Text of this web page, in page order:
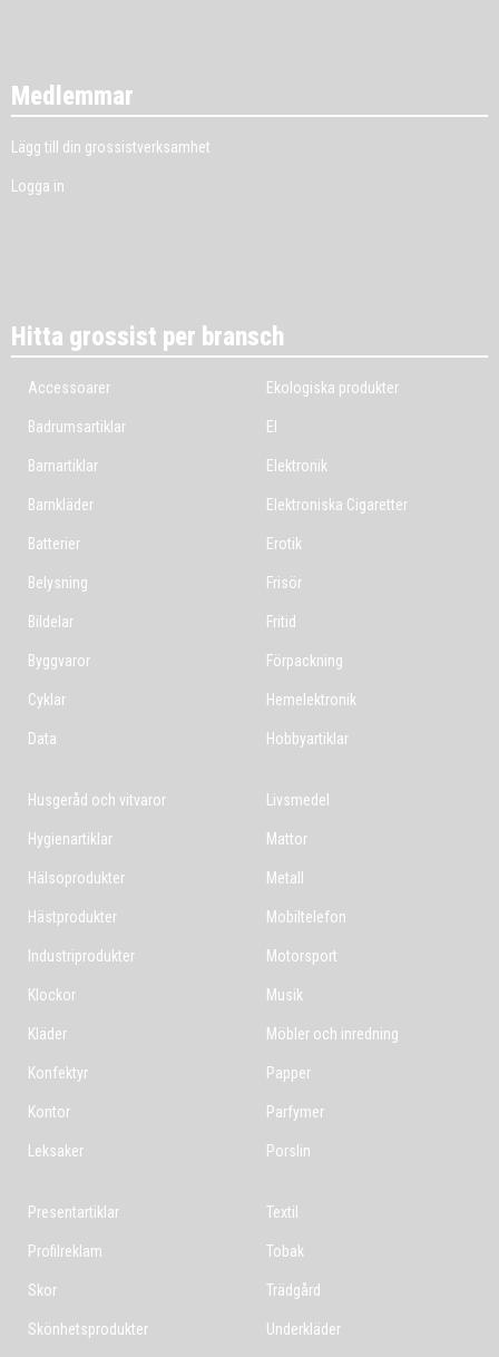
Medlemmar
Lägg till din grossistverksamhet
Logga in
Hitta grossist per bransch
Accessoarer
Badrumsartiklar
Barnartiklar
Barnkläder
Batterier
Belysning
Bildelar
Byggvaror
Cyklar
Data
Ekologiska produkter
El
Elektronik
Elektroniska Cigaretter
Erotik
Frisör
Fritid
Förpackning
Hemelektronik
Hobbyartiklar
Husgeråd och vitvaror
Hygienartiklar
Hälsoprodukter
Hästprodukter
Industriprodukter
Klockor
Kläder
Konfektyr
Kontor
Leksaker
Livsmedel
Mattor
Metall
Mobiltelefon
Motorsport
Musik
Möbler och inredning
Papper
Parfymer
Porslin
Presentartiklar
Profilreklam
Skor
Skönhetsprodukter
Textil
Tobak
Trädgård
Underkläder